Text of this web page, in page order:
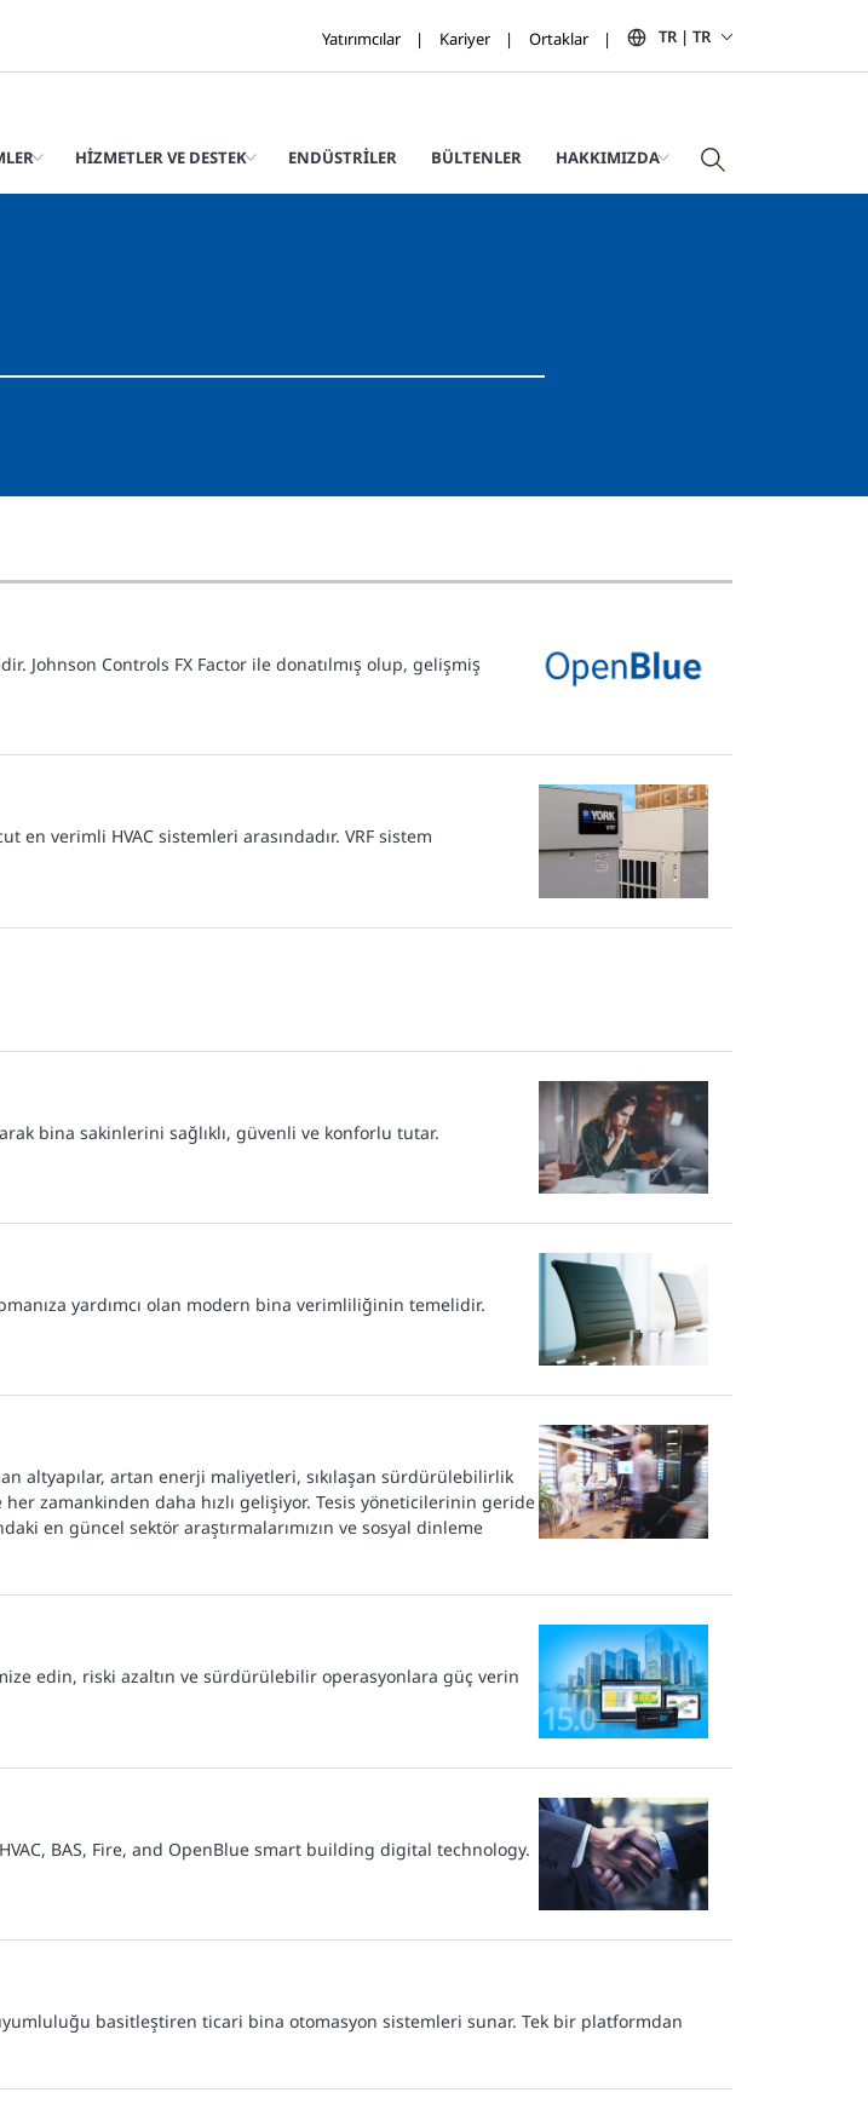
Yatırımcılar Kariyer Ortaklar TR | TR
HIZMETLER VE DESTEK ENDÜSTRILER BÜLTENLER HAKKIMIZDA
Johnson Controls FX Factor ile donatılmış olup, gelişmiş
en verimli HVAC sistemleri arasındadır. VRF sistem
bina sakinlerini sağlıklı, güvenli ve konforlu tutar.
yardımcı olan modern bina verimliliğinin temelidir.
altyapılar, artan enerji maliyetleri, sıkılaşan sürdürülebilirlik
zamankinden daha hızlı gelişiyor. Tesis yöneticilerinin geride
en güncel sektör araştırmalarımızın ve sosyal dinleme
edin, riski azaltın ve sürdürülebilir operasyonlara güç verin
BAS, Fire, and OpenBlue smart building digital technology.
basitleştiren ticari bina otomasyon sistemleri sunar. Tek bir platformdan